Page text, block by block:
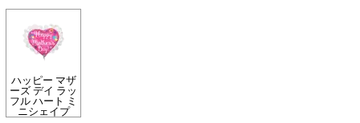
ハッピー マザ
ーズ デイ ラッ
フル ハート ミ
ニシェイプ